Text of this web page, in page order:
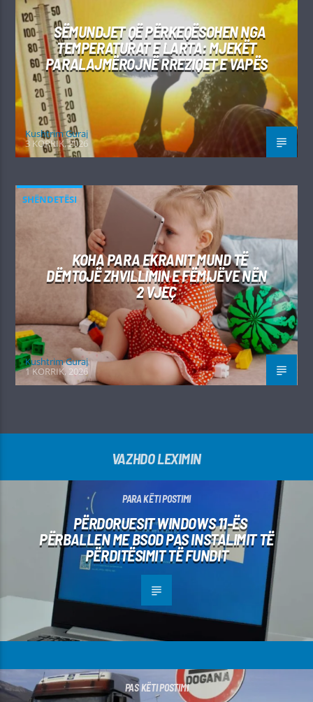
SËMUNDJET QË PËRKEQËSOHEN NGA
TEMPERATURAT E LARTA: MJEKËT
PARALAJMËROJNË RREZIQET E VAPËS
Kushtrim Guraj
3 KORRIK, 2026
SHËNDETËSI
KOHA PARA EKRANIT MUND TË
DËMTOJË ZHVILLIMIN E FËMIJËVE NËN
2 VJEÇ
Kushtrim Guraj
1 KORRIK, 2026
VAZHDO LEXIMIN
PARA KËTI POSTIMI
PËRDORUESIT WINDOWS 11-ËS
PËRBALLEN ME BSOD PAS INSTALIMIT TË
PËRDITËSIMIT TË FUNDIT
PAS KËTI POSTIMI